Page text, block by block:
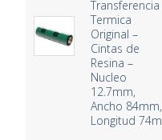
Transferencia
Termica
Original –
Cintas de
Resina –
Nucleo
12.7mm,
Ancho 84mm,
Longitud 74m